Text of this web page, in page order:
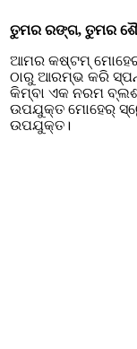
ତୁମର ରଙ୍ଗ, ତୁମର
ଆମର କଷ୍ଟମ୍
ଠାରୁ ଆରମ୍ଭ କରି
କିମ୍ବା ଏକ ନରମ
ଉପଯୁକ୍ତ ମୋହେର୍
ଉପଯୁକ୍ତ।